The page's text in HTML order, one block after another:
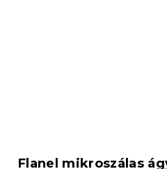
Flanel mikroszálas